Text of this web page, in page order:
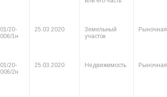
01/20-
006/1н
25.03.2020
Земельный
участок
Рыночная
01/20-
006/2н
25.03.2020 Недвижимость Рыночная